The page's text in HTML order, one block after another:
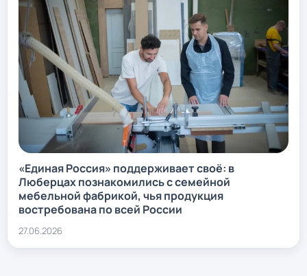
«Единая Россия» поддерживает своё: в
Люберцах познакомились с семейной
мебельной фабрикой, чья продукция
востребована по всей России
27.06.2026